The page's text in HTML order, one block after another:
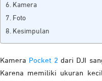
Kamera
Foto
Kesimpulan
Kamera Pocket 2 dari DJI
Karena memiliki ukuran